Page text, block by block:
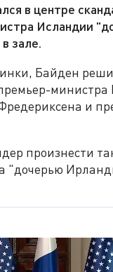
в центре
Исландии
зале.
Байден
министра
и
произнести
"дочерью